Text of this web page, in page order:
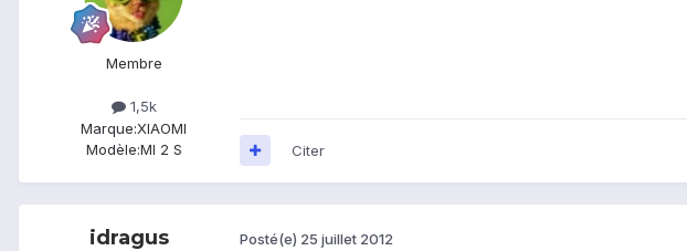
Membre
1,5k
Marque:XIAOMI
Modèle:MI 2 S Citer
idragus Posté(e) 25 juillet 2012